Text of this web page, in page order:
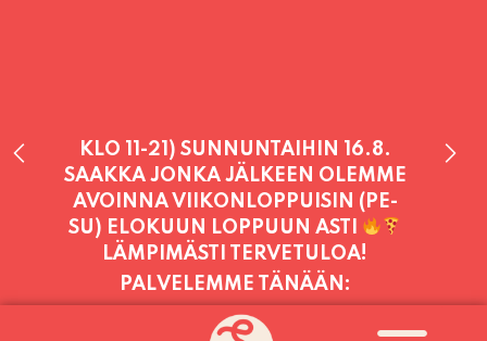
PALVELEMME TÄNÄÄN:
SUNNUNTAI11:00 - 21:00
PALVELEMME PÄIVITTÄIN (MA-SU
KLO 11-21) SUNNUNTAIHIN 16.8.
SAAKKA JONKA JÄLKEEN OLEMME
AVOINNA VIIKONLOPPUISIN (PE-
SU) ELOKUUN LOPPUUN ASTI